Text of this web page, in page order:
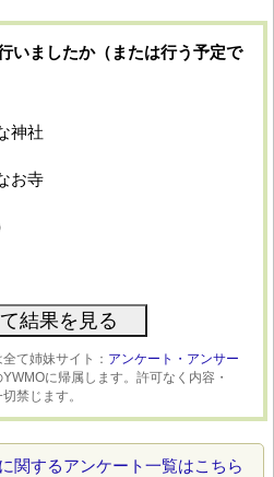
いましたか（または行う予定で
神社
お寺
て姉妹サイト： アンケート・アンサー
に帰属します。許可なく内容・
禁じます。
関するアンケート一覧はこちら